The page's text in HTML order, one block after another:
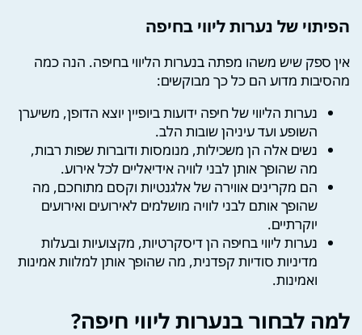
הפיתוי של נערות ליווי בחיפה
אין ספק שיש משהו מפתה בנערות הליווי בחיפה. הנה כמה
מהסיבות מדוע הם כל כך מבוקשים:
נערות הליווי של חיפה ידועות ביופיין יוצא הדופן, משיערן
השופע ועד עיניהן שובות הלב.
נשים אלה הן משכילות, מנומסות ודוברות שפות רבות,
מה שהופך אותן לבני לוויה אידיאליים לכל אירוע.
הם מקרינים אווירה של אלגנטיות וקסם מתוחכם, מה
שהופך אותם לבני לוויה מושלמים לאירועים ואירועים
יוקרתיים.
נערות ליווי בחיפה הן דיסקרטיות, מקצועיות ובעלות
מדיניות סודיות קפדנית, מה שהופך אותן למלוות אמינות
ואמינות.
למה לבחור בנערות ליווי חיפה?